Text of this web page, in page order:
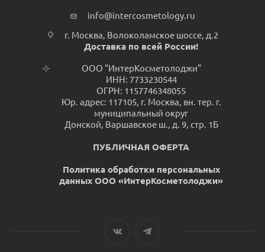
info@intercosmetology.ru
г. Москва, Волоколамское шоссе, д.2
Доставка по всей России!
ООО "ИнтерКосметолоджи"
ИНН: 7733230544
ОГРН: 1157746348055
Юр. адрес: 117105, г. Москва, вн. тер. г.
муниципальный округ
Донской, Варшавское ш., д. 9, стр. 1Б
ПУБЛИЧНАЯ ОФЕРТА
Политика обработки персональных
данных ООО «ИнтерКосметолоджи»